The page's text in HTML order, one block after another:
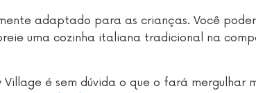
adaptado para as crianças. Você
uma cozinha italiana tradicional na
é sem dúvida o que o fará mergulhar